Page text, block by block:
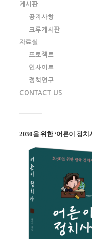
게시판
공지사항
크루게시판
자료실
프로젝트
인사이트
정책연구
CONTACT US
2030을 위한 ‘어른이 정치